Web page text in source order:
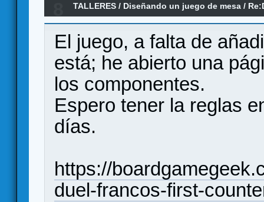
TALLERES / Diseñando un juego de mesa /
El juego, a falta de
está; he abierto una
los componentes.
Espero tener la reglas
días.
https://
duel-francos-first-